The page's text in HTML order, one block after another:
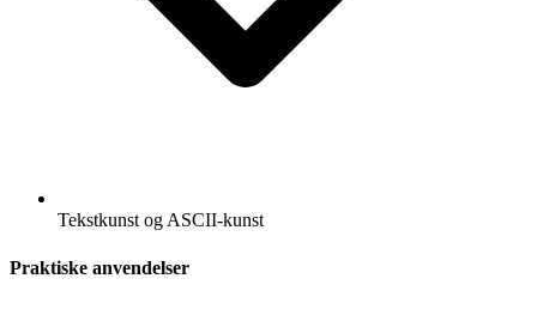
Tekstkunst og ASCII-kunst
Praktiske anvendelser